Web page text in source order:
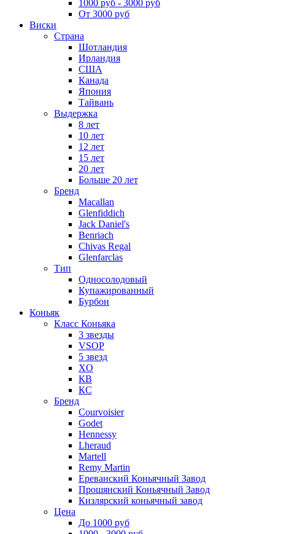
1000 руб - 3000 руб
От 3000 руб
Виски
Страна
Шотландия
Ирландия
США
Канада
Япония
Тайвань
Выдержка
8 лет
10 лет
12 лет
15 лет
20 лет
Больше 20 лет
Бренд
Macallan
Glenfiddich
Jack Daniel's
Benriach
Chivas Regal
Glenfarclas
Тип
Односолодовый
Купажированный
Бурбон
Коньяк
Класс Коньяка
3 звезды
VSOP
5 звезд
XO
КВ
КС
Бренд
Courvoisier
Godet
Hennessy
Lheraud
Martell
Remy Martin
Ереванский Коньячный Завод
Прошянский Коньячный Завод
Кизлярский коньячный завод
Цена
До 1000 руб